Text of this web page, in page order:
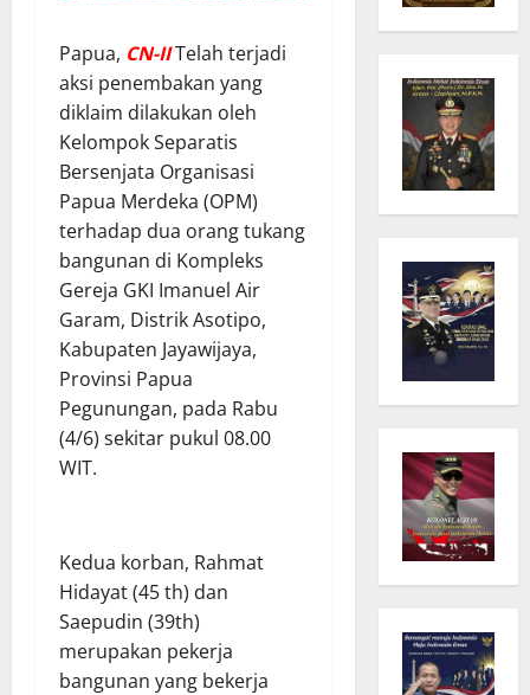
Papua, CN-IITelah terjadi
aksi penembakan yang
diklaim dilakukan oleh
Kelompok Separatis
Bersenjata Organisasi
Papua Merdeka (OPM)
terhadap dua orang tukang
bangunan di Kompleks
Gereja GKI Imanuel Air
Garam, Distrik Asotipo,
Kabupaten Jayawijaya,
Provinsi Papua
Pegunungan, pada Rabu
(4/6) sekitar pukul 08.00
WIT.
Kedua korban, Rahmat
Hidayat (45 th) dan
Saepudin (39th)
merupakan pekerja
bangunan yang bekerja